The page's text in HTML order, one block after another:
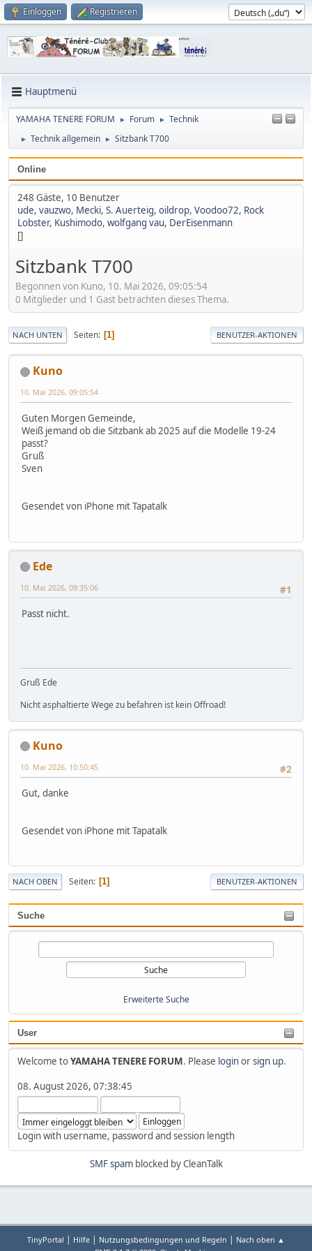
Einloggen Registrieren
Hauptmenü
YAMAHA TENERE FORUM ► Forum ► Technik
► Technik allgemein ► Sitzbank T700
Suche
Erweiterte Suche
User
Welcome toYAMAHA TENERE FORUM. Please loginorsign up.
08. August 2026, 07:38:45
Login with username, password and session length
Online
248 Gäste, 10 Benutzer
ude, vauzwo, Mecki, S. Auerteig, oildrop, Voodoo72, Rock
Lobster, Kushimodo, wolfgang vau, DerEisenmann
[]
Sitzbank T700
Begonnen von Kuno, 10. Mai 2026, 09:05:54
0 Mitglieder und 1 Gast betrachten dieses Thema.
NACH UNTEN Seiten 1 BENUTZER-AKTIONEN
Kuno
10. Mai 2026, 09:05:54
Guten Morgen Gemeinde,
Weiß jemand ob die Sitzbank ab 2025 auf die Modelle 19-24
passt?
Gruß
Sven
Gesendet von iPhone mit Tapatalk
Ede
#1
10. Mai 2026, 09:35:06
Passt nicht.
Gruß Ede
Nicht asphaltierte Wege zu befahren ist kein Offroad!
Kuno
#2
10. Mai 2026, 10:50:45
Gut, danke
Gesendet von iPhone mit Tapatalk
NACH OBEN Seiten 1 BENUTZER-AKTIONEN
SMF spamblocked by CleanTalk
TinyPortal | Hilfe | Nutzungsbedingungen und Regeln | Nach oben ▲